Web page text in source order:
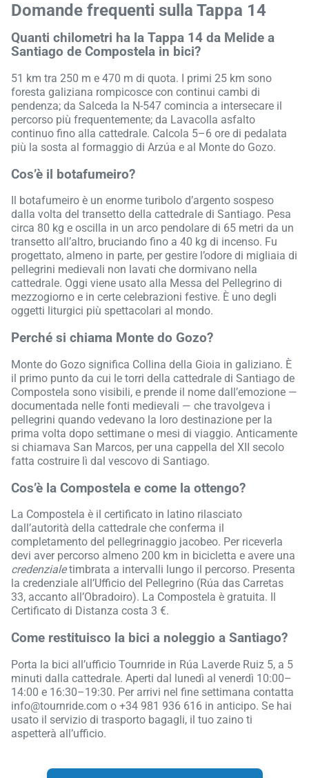
Domande frequenti sulla Tappa 14
Quanti chilometri ha la Tappa 14 da Melide a
Santiago de Compostela in bici?
51 km tra 250 m e 470 m di quota. I primi 25 km sono
foresta galiziana rompicosce con continui cambi di
pendenza; da Salceda la N-547 comincia a intersecare il
percorso più frequentemente; da Lavacolla asfalto
continuo fino alla cattedrale. Calcola 5–6 ore di pedalata
più la sosta al formaggio di Arzúa e al Monte do Gozo.
Cos’è il botafumeiro?
Il botafumeiro è un enorme turibolo d’argento sospeso
dalla volta del transetto della cattedrale di Santiago. Pesa
circa 80 kg e oscilla in un arco pendolare di 65 metri da un
transetto all’altro, bruciando fino a 40 kg di incenso. Fu
progettato, almeno in parte, per gestire l’odore di migliaia di
pellegrini medievali non lavati che dormivano nella
cattedrale. Oggi viene usato alla Messa del Pellegrino di
mezzogiorno e in certe celebrazioni festive. È uno degli
oggetti liturgici più spettacolari al mondo.
Perché si chiama Monte do Gozo?
Monte do Gozo significa Collina della Gioia in galiziano. È
il primo punto da cui le torri della cattedrale di Santiago de
Compostela sono visibili, e prende il nome dall’emozione —
documentada nelle fonti medievali — che travolgeva i
pellegrini quando vedevano la loro destinazione per la
prima volta dopo settimane o mesi di viaggio. Anticamente
si chiamava San Marcos, per una cappella del XII secolo
fatta costruire lì dal vescovo di Santiago.
Cos’è la Compostela e come la ottengo?
La Compostela è il certificato in latino rilasciato
dall’autorità della cattedrale che conferma il
completamento del pellegrinaggio jacobeo. Per riceverla
devi aver percorso almeno 200 km in bicicletta e avere una
credenzialetimbrata a intervalli lungo il percorso. Presenta
la credenziale all’Ufficio del Pellegrino (Rúa das Carretas
33, accanto all’Obradoiro). La Compostela è gratuita. Il
Certificato di Distanza costa 3 €.
Come restituisco la bici a noleggio a Santiago?
Porta la bici all’ufficio Tournride in Rúa Laverde Ruiz 5, a 5
minuti dalla cattedrale. Aperti dal lunedì al venerdì 10:00–
14:00 e 16:30–19:30. Per arrivi nel fine settimana contatta
info@tournride.com o +34 981 936 616 in anticipo. Se hai
usato il servizio di trasporto bagagli, il tuo zaino ti
aspetterà all’ufficio.